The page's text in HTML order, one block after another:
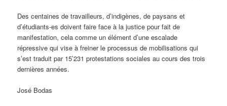
Des centaines de travailleurs, d’indigènes, de paysans et
d’étudiants-es doivent faire face à la justice pour fait de
manifestation, cela comme un élément d’une escalade
répressive qui vise à freiner le processus de mobilisations qui
s’est traduit par 15’231 protestations sociales au cours des trois
dernières années.
José Bodas